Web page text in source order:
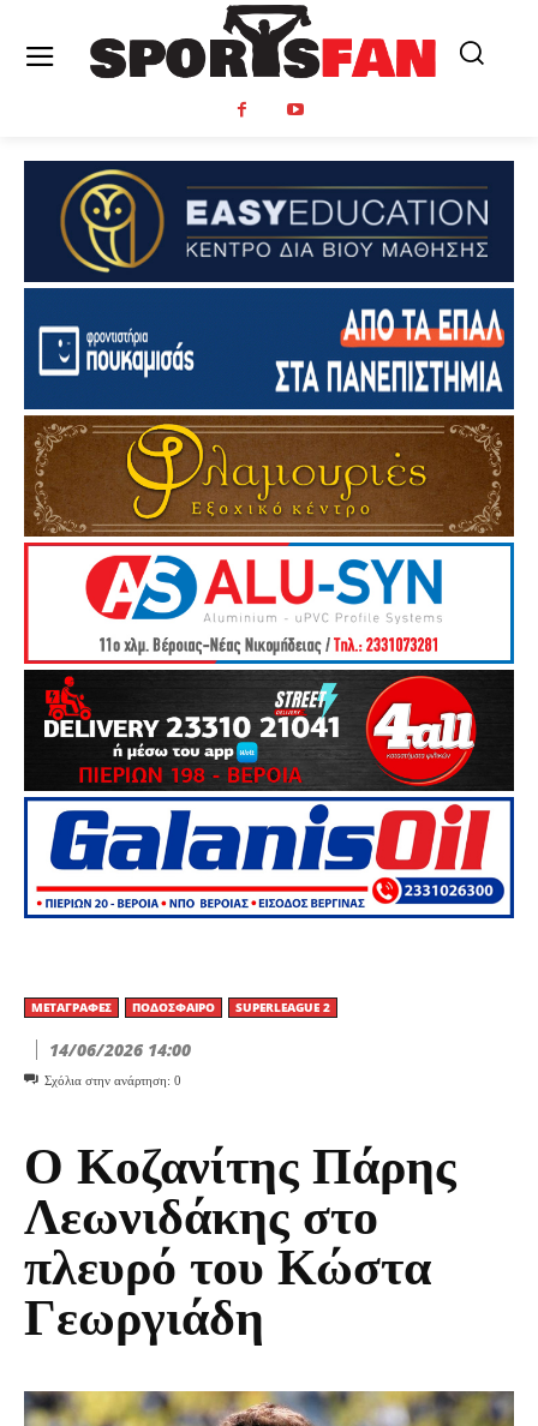
ΜΕΤΑΓΡΑΦΈΣ ΠΟΔΌΣΦΑΙΡΟ SUPERLEAGUE 2
14/06/2026 14:00
Σχόλια στην ανάρτηση: 0
Ο Κοζανίτης Πάρης
Λεωνιδάκης στο
πλευρό του Κώστα
Γεωργιάδη